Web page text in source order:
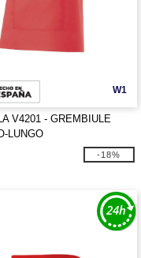
W1
V4201 - GREMBIULE
LUNGO
-18%